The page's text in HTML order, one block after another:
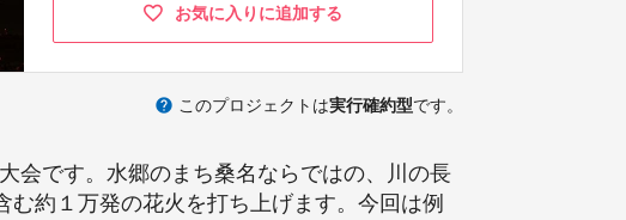
お気に入りに追加する
help このプロジェクトは実行確約型です。
会です。水郷のまち桑名ならではの、川の長
約１万発の花火を打ち上げます。今回は例